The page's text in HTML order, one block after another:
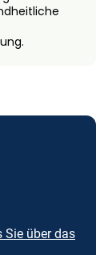
Sie über das